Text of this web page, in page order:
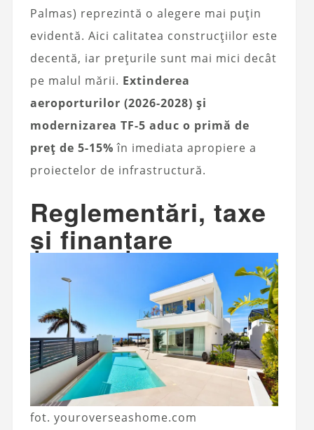
Palmas) reprezintă o alegere mai puțin
evidentă. Aici calitatea construcțiilor este
decentă, iar prețurile sunt mai mici decât
pe malul mării. Extinderea
aeroporturilor (2026-2028) și
modernizarea TF-5 aduc o primă de
preț de 5-15% în imediata apropiere a
proiectelor de infrastructură.
Reglementări, taxe
și finanțare
fot. youroverseashome.com